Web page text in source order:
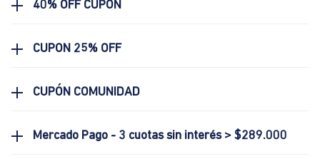
40% OFF CUPON
CUPON 25% OFF
CUPÓN COMUNIDAD
Mercado Pago - 3 cuotas sin interés > $289.000